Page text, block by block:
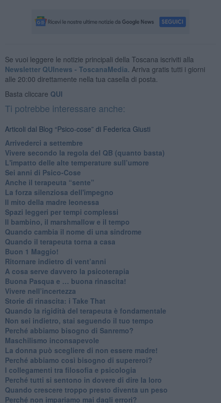
Se vuoi leggere le notizie principali della Toscana iscriviti alla
Newsletter QUInews - ToscanaMedia. Arriva gratis tutti i giorni
alle 20:00 direttamente nella tua casella di posta.
Basta cliccare QUI
Ti potrebbe interessare anche:
Articoli dal Blog “Psico-cose” di Federica Giusti
​Arrivederci a settembre
​Vivere secondo la regola del QB (quanto basta)
​L'impatto delle alte temperature sull’umore
Sei anni di Psico-Cose
​Anche il terapeuta “sente”
​La forza silenziosa dell'impegno
​Il mito della madre leonessa
Spazi leggeri per tempi complessi
Il bambino, il marshmallow e il tempo
​Quando cambia il nome di una sindrome
​Quando il terapeuta torna a casa
​Buon 1 Maggio!
Ritornare indietro di vent’anni
​A cosa serve davvero la psicoterapia
​Buona Pasqua e … buona rinascita!
​Vivere nell’incertezza
​Storie di rinascita: i Take That
​Quando la rigidità del terapeuta è fondamentale
​Non sei indietro, stai seguendo il tuo tempo
​Perché abbiamo bisogno di Sanremo?
​Maschilismo inconsapevole
​La donna può scegliere di non essere madre!
​Perché abbiamo così bisogno di supereroi?
​I collegamenti tra filosofia e psicologia
​Perché tutti si sentono in dovere di dire la loro
​Quando crescere troppo presto diventa un peso
​Perché non impariamo mai dagli errori?